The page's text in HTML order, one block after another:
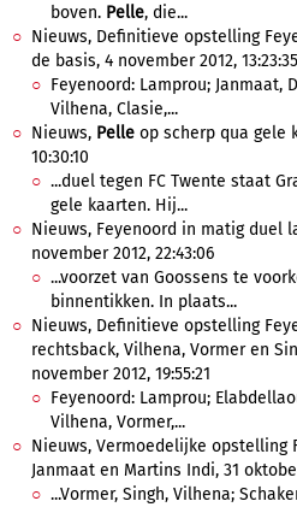
boven. Pelle, die...
Nieuws, Definitieve opstelling
de basis, 4 november 2012, 13:23:35
Feyenoord: Lamprou; Janmaat,
Vilhena, Clasie,...
Nieuws, Pelle op scherp qua gele
10:30:10
...duel tegen FC Twente staat
gele kaarten. Hij...
Nieuws, Feyenoord in matig duel
november 2012, 22:43:06
...voorzet van Goossens te
binnentikken. In plaats...
Nieuws, Definitieve opstelling
rechtsback, Vilhena, Vormer en
november 2012, 19:55:21
Feyenoord: Lamprou;
Vilhena, Vormer,...
Nieuws, Vermoedelijke opstelling
Janmaat en Martins Indi, 31
...Vormer, Singh, Vilhena;